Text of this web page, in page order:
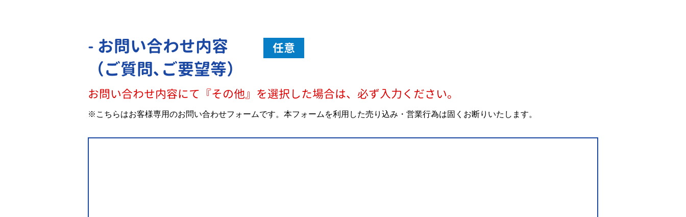
- お問い合わせ内容
（ご質問､ご要望等）
任意
お問い合わせ内容にて『その他』を選択した場合は、必ず入力ください。
※こちらはお客様専用のお問い合わせフォームです。本フォームを利用した売り込み・営業行為は固くお断りいたします。